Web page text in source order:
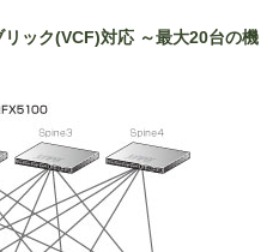
ック(VCF)対応 ～最大20台の機